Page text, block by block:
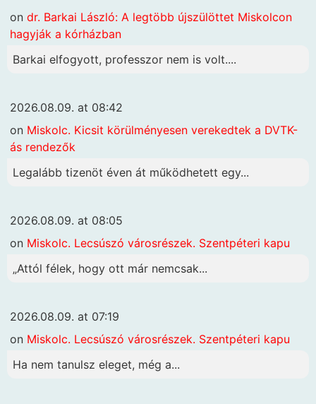
on dr. Barkai László: A legtöbb újszülöttet Miskolcon
hagyják a kórházban
Barkai elfogyott, professzor nem is volt....
2026.08.09. at 08:42
on Miskolc. Kicsit körülményesen verekedtek a DVTK-
ás rendezők
Legalább tizenöt éven át működhetett egy...
2026.08.09. at 08:05
on Miskolc. Lecsúszó városrészek. Szentpéteri kapu
„Attól félek, hogy ott már nemcsak...
2026.08.09. at 07:19
on Miskolc. Lecsúszó városrészek. Szentpéteri kapu
Ha nem tanulsz eleget, még a...